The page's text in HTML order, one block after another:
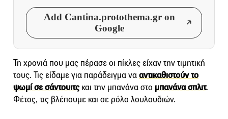
Add Cantina.protothema.gr on
Google
Τη χρονιά που μας πέρασε οι πίκλες είχαν την τιμητική
τους. Τις είδαμε για παράδειγμα νααντικαθιστούν το
ψωμί σε σάντουιτςκαι την μπανάνα στο μπανάνα σπλιτ.
Φέτος, τις βλέπουμε και σε ρόλο λουλουδιών.